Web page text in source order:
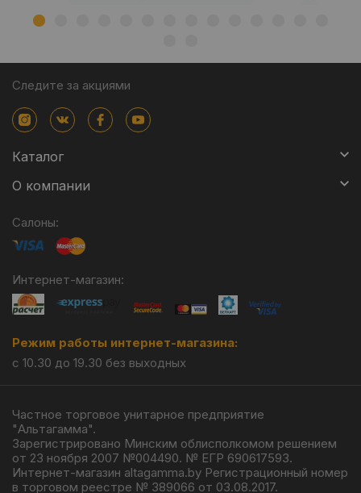
Следите за акциями
Каталог
О компании
Салоны:
Интернет-магазин:
Режим работы интернет-магазина:
с 10.30 до 19.30 без выходных
Частное торговое унитарное предприятие
"Альтагамма".
Зарегистрировано Минским облисполкомом решением
от 23 ноября 2007 №004490. № ЕГР 690617593.
Интернет-магазин altagamma.by Регистрационный номер
в торговом реестре № 389066 от 03.08.2017.